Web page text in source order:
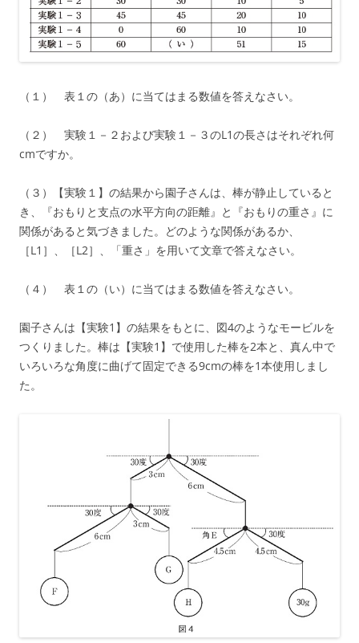
（１） 表１の（あ）に当てはまる数値を答えなさい。
（２） 実験１－２および実験１－３のL1の長さはそれぞれ何
cmですか。
（３）【実験１】の結果から園子さんは、棒が静止していると
き、『おもりと支点の水平方向の距離』と『おもりの重さ』に
関係があると気づきました。どのような関係があるか、
［L1］、［L2］、「重さ」を用いて文章で答えなさい。
（４） 表１の（い）に当てはまる数値を答えなさい。
園子さんは【実験1】の結果をもとに、図4のようなモービルを
つくりました。棒は【実験1】で使用した棒を2本と、真ん中で
いろいろな角度に曲げて固定できる9cmの棒を1本使用しまし
た。